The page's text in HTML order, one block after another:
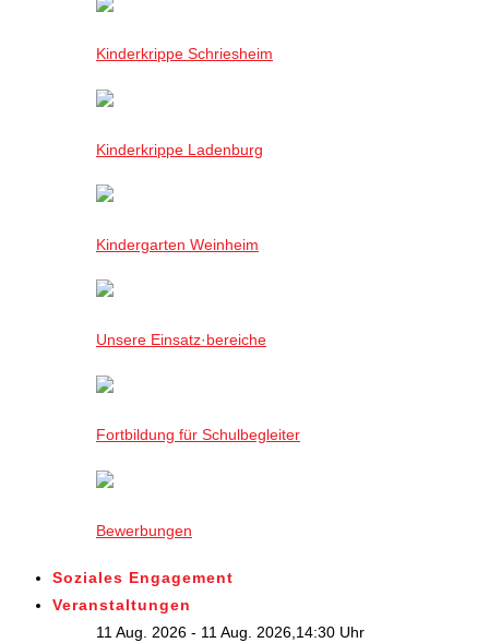
Kinderkrippe Schriesheim
Kinderkrippe Ladenburg
Kindergarten Weinheim
Unsere Einsatz·bereiche
Fortbildung für Schulbegleiter
Bewerbungen
Soziales Engagement
Veranstaltungen
11 Aug. 2026 - 11 Aug. 2026,14:30 Uhr